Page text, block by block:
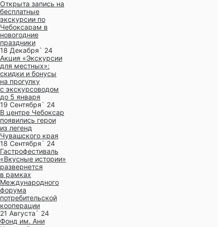
Открыта запись на
бесплатные
экскурсии по
Чебоксарам в
новогодние
праздники
18 Декабря` 24
Акция «Экскурсии
для местных»:
скидки и бонусы
на прогулку
с экскурсоводом
до 5 января
19 Сентября` 24
В центре Чебоксар
появились герои
из легенд
Чувашского края
18 Сентября` 24
Гастрофестиваль
«Вкусные истории»
развернется
в рамках
Международного
форума
потребительской
кооперации
21 Августа` 24
Фонд им. Ани